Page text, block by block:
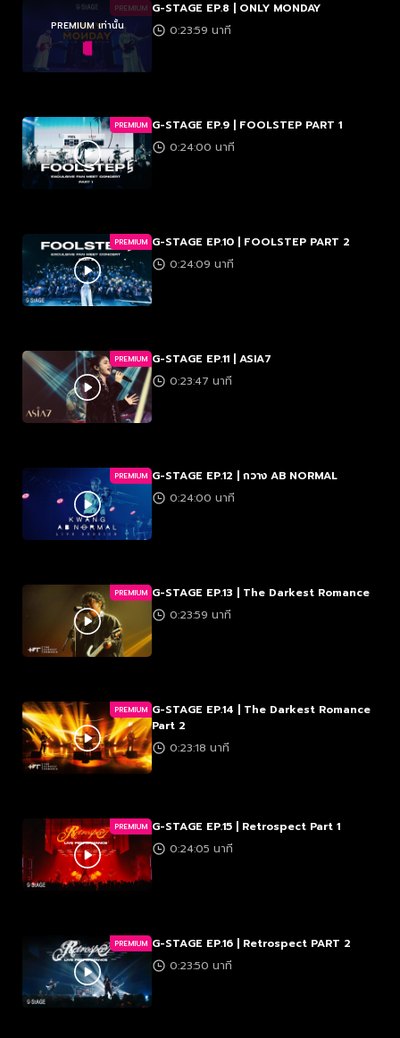
PREMIUM
PREMIUM เท่านั้น
G-STAGE EP.8 | ONLY MONDAY
0:23:59 นาที
PREMIUM G-STAGE EP.9 | FOOLSTEP PART 1
0:24:00 นาที
PREMIUM G-STAGE EP.10 | FOOLSTEP PART 2
0:24:09 นาที
PREMIUM G-STAGE EP.11 | ASIA7
0:23:47 นาที
PREMIUM G-STAGE EP.12 | กวาง AB NORMAL
0:24:00 นาที
PREMIUM G-STAGE EP.13 | The Darkest Romance
0:23:59 นาที
PREMIUM G-STAGE EP.14 | The Darkest Romance
Part 2
0:23:18 นาที
PREMIUM G-STAGE EP.15 | Retrospect Part 1
0:24:05 นาที
PREMIUM G-STAGE EP.16 | Retrospect PART 2
0:23:50 นาที